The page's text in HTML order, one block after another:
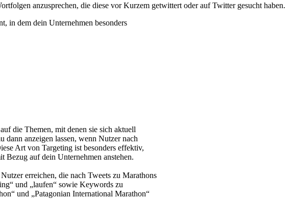
anzusprechen, die diese vor Kurzem getwittert oder auf Twitter gesucht haben.
in dem dein Unternehmen besonders
die Themen, mit denen sie sich aktuell
dann anzeigen lassen, wenn Nutzer nach
Art von Targeting ist besonders effektiv,
Bezug auf dein Unternehmen anstehen.
erreichen, die nach Tweets zu Marathons
und „laufen“ sowie Keywords zu
und „Patagonian International Marathon“